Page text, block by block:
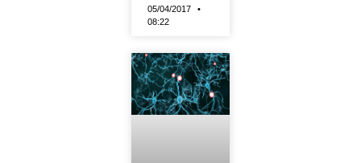
05/04/2017
08:22